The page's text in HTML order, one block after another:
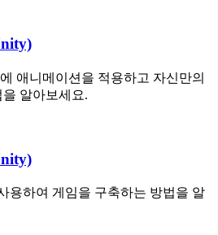
애니메이션을 적용하고 자신만의
알아보세요.
용하여 게임을 구축하는 방법을 알